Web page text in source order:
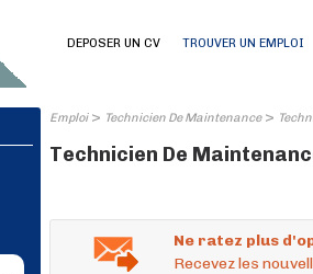
DEPOSER UN CV TROUVER UN EMPLOI
Emploi> Technicien De Maintenance>
Technicien De
Ne ratez plus
Recevez les